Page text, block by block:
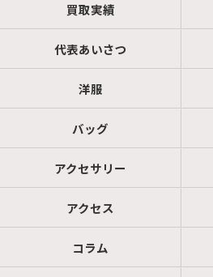
買取実績
代表あいさつ
洋服
バッグ
アクセサリー
アクセス
コラム